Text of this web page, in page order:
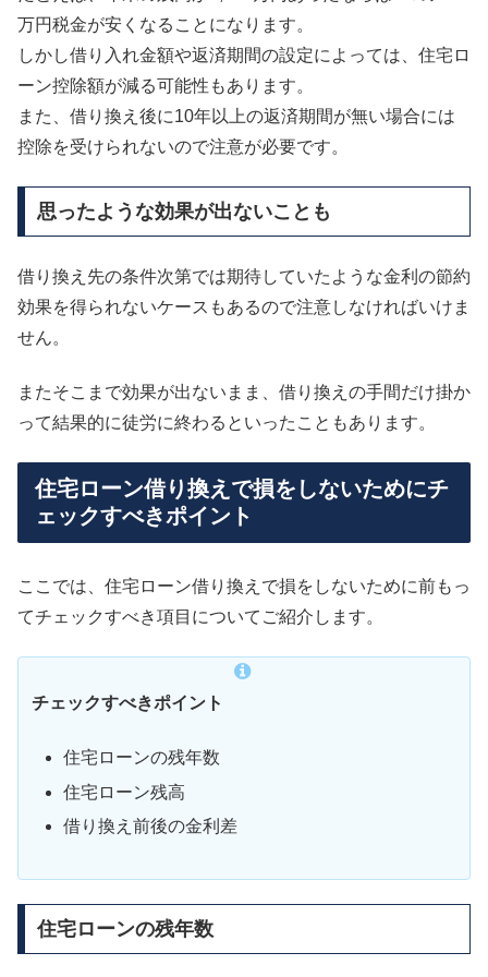
万円税金が安くなることになります。
しかし借り入れ金額や返済期間の設定によっては、住宅ロ
ーン控除額が減る可能性もあります。
また、借り換え後に10年以上の返済期間が無い場合には
控除を受けられないので注意が必要です。
思ったような効果が出ないことも
借り換え先の条件次第では期待していたような金利の節約
効果を得られないケースもあるので注意しなければいけま
せん。
またそこまで効果が出ないまま、借り換えの手間だけ掛か
って結果的に徒労に終わるといったこともあります。
住宅ローン借り換えで損をしないためにチ
ェックすべきポイント
ここでは、住宅ローン借り換えで損をしないために前もっ
てチェックすべき項目についてご紹介します。
チェックすべきポイント
住宅ローンの残年数
住宅ローン残高
借り換え前後の金利差
住宅ローンの残年数